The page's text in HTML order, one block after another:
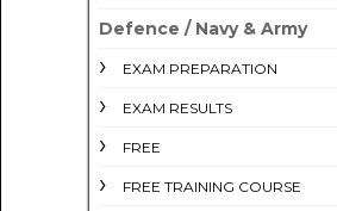
Defence / Navy & Army
EXAM PREPARATION
EXAM RESULTS
FREE
FREE TRAINING COURSE